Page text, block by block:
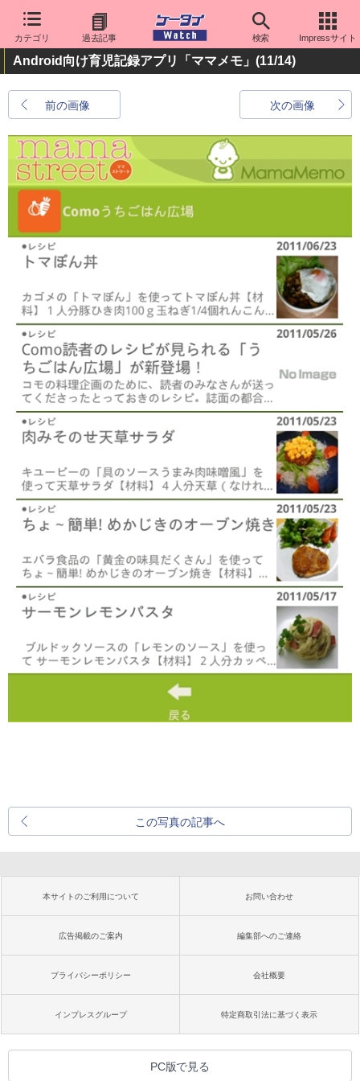
カテゴリ 過去記事 検索 Impressサイト
Android向け育児記録アプリ「ママメモ」 (11/14)
前の画像 次の画像
この写真の記事へ
本サイトのご利用について お問い合わせ
広告掲載のご案内 編集部へのご連絡
プライバシーポリシー 会社概要
インプレスグループ 特定商取引法に基づく表示
PC版で見る